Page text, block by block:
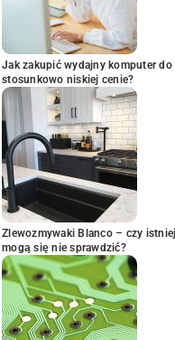
Jak zakupić wydajny komputer
stosunkowo niskiej cenie?
Zlewozmywaki Blanco – czy
mogą się nie sprawdzić?